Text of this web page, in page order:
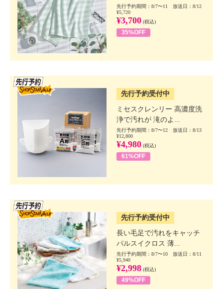
先行予約期間：8/7〜11 放送日：8/12
¥5,720
¥3,700 (税込)
35%OFF
先行予約受付中
ミセスクレンリー 高濃度洗
浄で汚れが 滝のよ...
先行予約期間：8/7〜12 放送日：8/13
¥12,800
¥4,980 (税込)
61%OFF
先行予約受付中
長い毛足で汚れをキャッチ
パルスイクロス 薄...
先行予約期間：8/7〜10 放送日：8/11
¥5,940
¥2,998 (税込)
49%OFF